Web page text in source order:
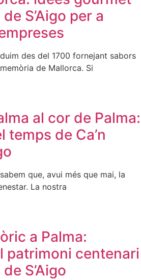
S’Aigo per a
duim des del 1700 fornejant sabors
de Mallorca. Si
al cor de Palma:
temps de Ca’n
que, avui més que mai, la
La nostra
a Palma:
patrimoni centenari
S’Aigo